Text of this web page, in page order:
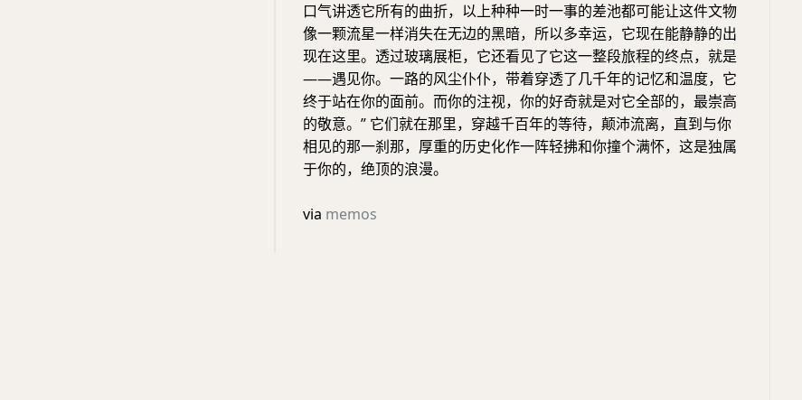
口气讲透它所有的曲折，以上种种一时一事的差池都可能让这件文物
像一颗流星一样消失在无边的黑暗，所以多幸运，它现在能静静的出
现在这里。透过玻璃展柜，它还看见了它这一整段旅程的终点，就是
——遇见你。一路的风尘仆仆，带着穿透了几千年的记忆和温度，它
终于站在你的面前。而你的注视，你的好奇就是对它全部的，最崇高
的敬意。” 它们就在那里，穿越千百年的等待，颠沛流离，直到与你
相见的那一刹那，厚重的历史化作一阵轻拂和你撞个满怀，这是独属
于你的，绝顶的浪漫。
via memos